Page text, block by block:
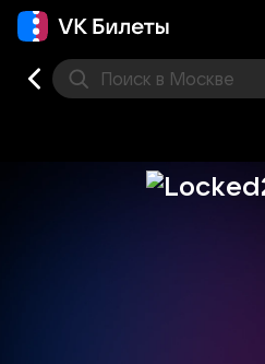
Поиск в Москве